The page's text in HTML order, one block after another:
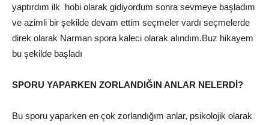
yaptırdım ilk hobi olarak gidiyordum sonra sevmeye başladım
ve azimli bir şekilde devam ettim seçmeler vardı seçmelerde
direk olarak Narman spora kaleci olarak alındım.Buz hikayem
bu şekilde başladı
SPORU YAPARKEN ZORLANDIĞIN ANLAR NELERDİ?
Bu sporu yaparken en çok zorlandığım anlar, psikolojik olarak